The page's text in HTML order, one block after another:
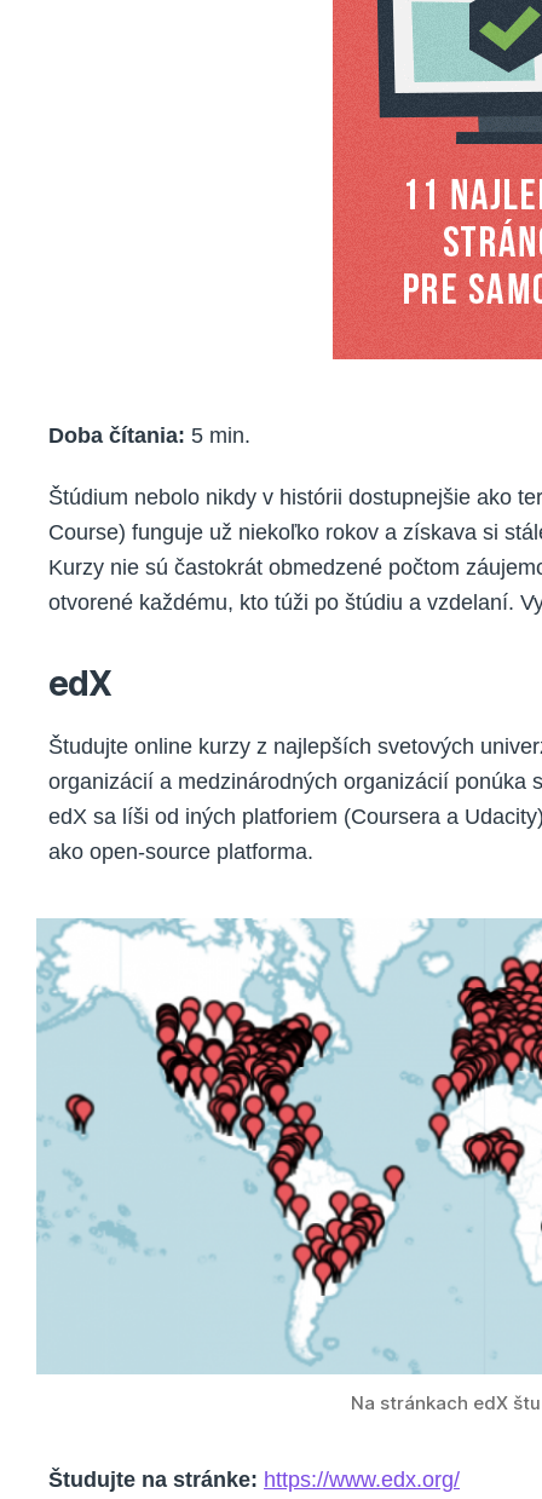
Doba čítania: 5 min.
Štúdium nebolo nikdy v histórii dostupnejšie ako
Course) funguje už niekoľko rokov a získava si
Kurzy nie sú častokrát obmedzené počtom
otvorené každému, kto túži po štúdiu a vzdelaní.
edX
Študujte online kurzy z najlepších svetových
organizácií a medzinárodných organizácií ponúka
edX sa líši od iných platforiem (Coursera a
ako open-source platforma.
Na stránkach edX
Študujte na stránke: https://www.edx.org/